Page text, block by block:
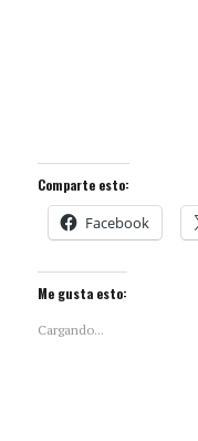
Comparte esto:
Facebook
Me gusta esto:
Cargando...